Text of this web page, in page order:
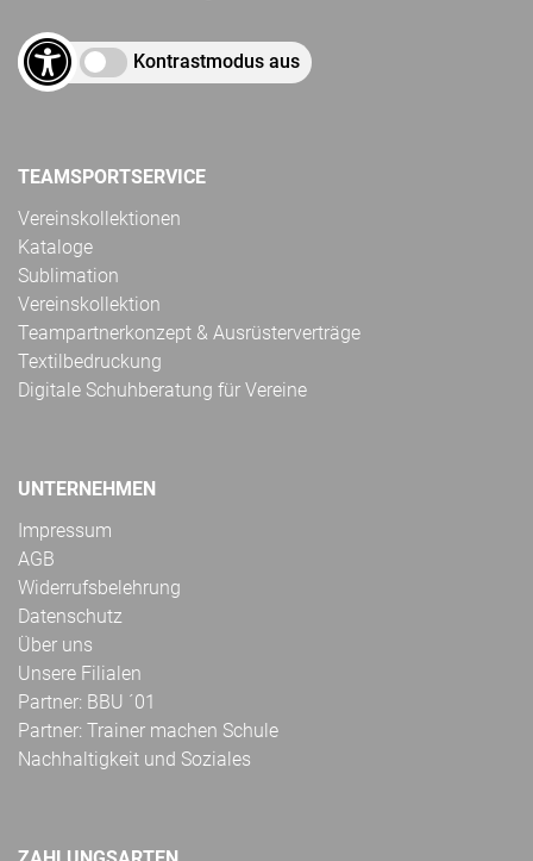
Kontrastmodus aus
TEAMSPORTSERVICE
Vereinskollektionen
Kataloge
Sublimation
Vereinskollektion
Teampartnerkonzept & Ausrüsterverträge
Textilbedruckung
Digitale Schuhberatung für Vereine
UNTERNEHMEN
Impressum
AGB
Widerrufsbelehrung
Datenschutz
Über uns
Unsere Filialen
Partner: BBU ´01
Partner: Trainer machen Schule
Nachhaltigkeit und Soziales